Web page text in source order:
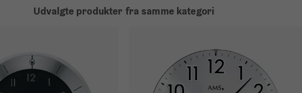
Udvalgte produkter fra samme kategori